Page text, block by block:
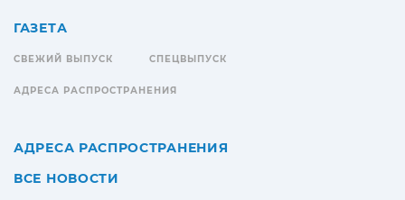
ГАЗЕТА
СВЕЖИЙ ВЫПУСК СПЕЦВЫПУСК
АДРЕСА РАСПРОСТРАНЕНИЯ
АДРЕСА РАСПРОСТРАНЕНИЯ
ВСЕ НОВОСТИ